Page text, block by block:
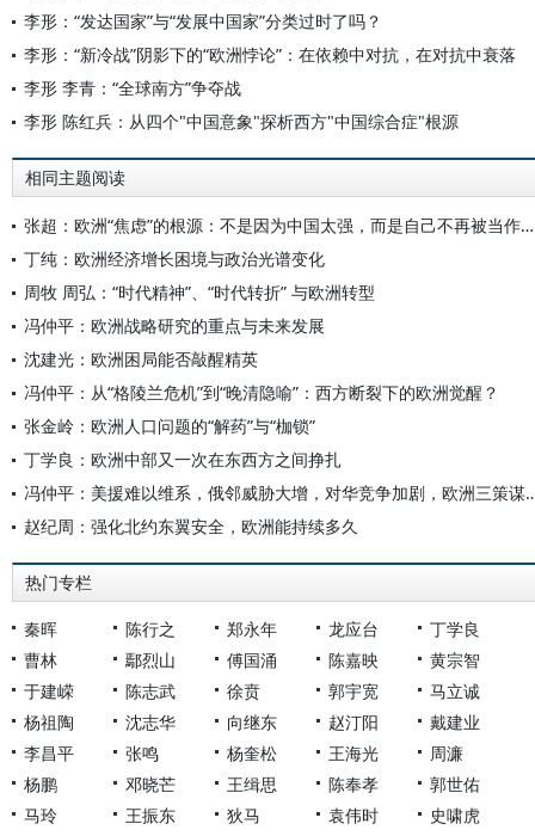
李形：“发达国家”与“发展中国家”分类过时了吗？
李形：“新冷战”阴影下的“欧洲悖论”：在依赖中对抗，在对抗中衰落
李形 李青：“全球南方”争夺战
李形 陈红兵：从四个"中国意象"探析西方"中国综合症"根源
相同主题阅读
张超：欧洲“焦虑”的根源：不是因为中国太强，而是自己不再被当作榜样
丁纯：欧洲经济增长困境与政治光谱变化
周牧 周弘：“时代精神”、“时代转折” 与欧洲转型
冯仲平：欧洲战略研究的重点与未来发展
沈建光：欧洲困局能否敲醒精英
冯仲平：从“格陵兰危机”到“晚清隐喻”：西方断裂下的欧洲觉醒？
张金岭：欧洲人口问题的“解药”与“枷锁”
丁学良：欧洲中部又一次在东西方之间挣扎
冯仲平：美援难以维系，俄邻
赵纪周：强化北约东翼安全，欧洲能持续多久
热门专栏
秦晖 陈行之 郑永年 龙应台
丁学良
曹林
鄢烈山 傅国涌 陈嘉映
黄宗智
于建嵘
陈志武 徐贲 郭宇宽
马立诚
杨祖陶
沈志华 向继东 赵汀阳
戴建业
李昌平
张鸣 杨奎松 王海光
周濂
杨鹏
邓晓芒 王缉思 陈奉孝
郭世佑
马玲
王振东 狄马 袁伟时
史啸虎